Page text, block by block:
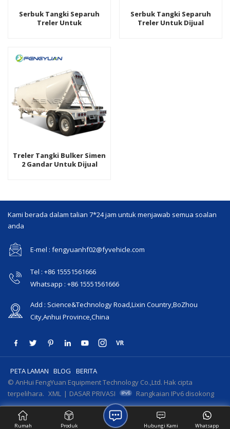
Serbuk Tangki Separuh
Treler Untuk
Serbuk Tangki Separuh
Treler Untuk Dijual
Treler Tangki Bulker Simen
2 Gandar Untuk Dijual
Kami berada dalam talian 7*24 jam untuk menjawab semua soalan
anda
E-mel : fengyuanhf02@fyvehicle.com
Tel : +86 15551561666
Whatsapp : +86 15551561666
Add : Science&Technology Road,Lixin Country,BoZhou
City,Anhui Province,China
PETA LAMAN BLOG
BERITA
© AnHui FengYuan Equipment Technology Co.,Ltd. Hak cipta
terpelihara. XML | DASAR PRIVASI Rangkaian IPv6 disokong
Rumah Produk Whatsapp
Hubungi Kami